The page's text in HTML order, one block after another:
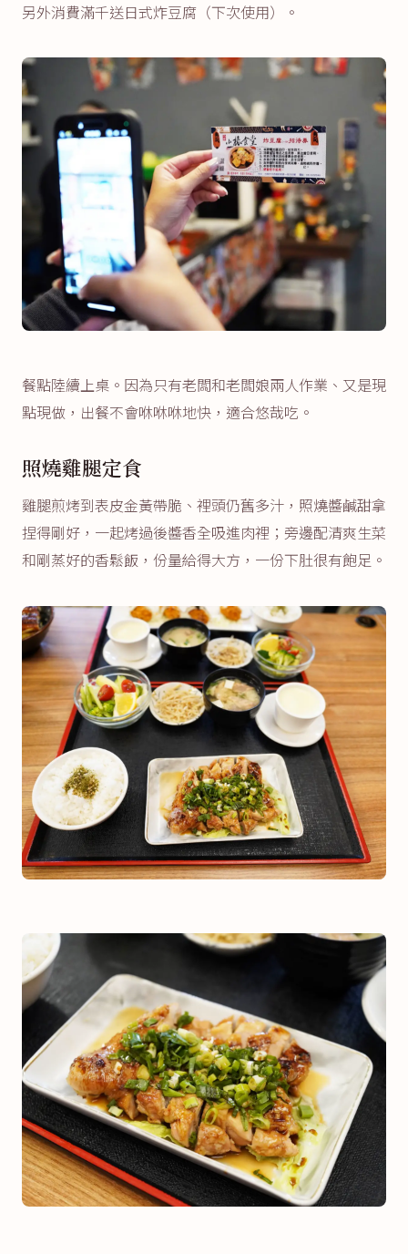
另外消費滿千送日式炸豆腐（下次使用）。
餐點陸續上桌。因為只有老闆和老闆娘兩人作業、又是現
點現做，出餐不會咻咻咻地快，適合悠哉吃。
照燒雞腿定食
雞腿煎烤到表皮金黃帶脆、裡頭仍舊多汁，照燒醬鹹甜拿
捏得剛好，一起烤過後醬香全吸進肉裡；旁邊配清爽生菜
和剛蒸好的香鬆飯，份量給得大方，一份下肚很有飽足。